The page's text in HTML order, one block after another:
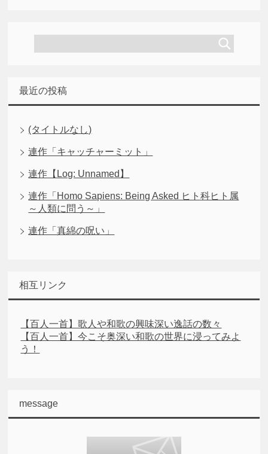
最近の投稿
(タイトルなし)
連作「キャッチャーミット」
連作【Log: Unnamed】
連作「Homo Sapiens: Being Asked ヒト科ヒト属
～人類に問う～」
連作「真綿の呪い」
相互リンク
【百人一首】歌人や和歌の興味深い逸話の数々
【百人一首】今こそ奥深い和歌の世界に浸ってみよ
う！
message